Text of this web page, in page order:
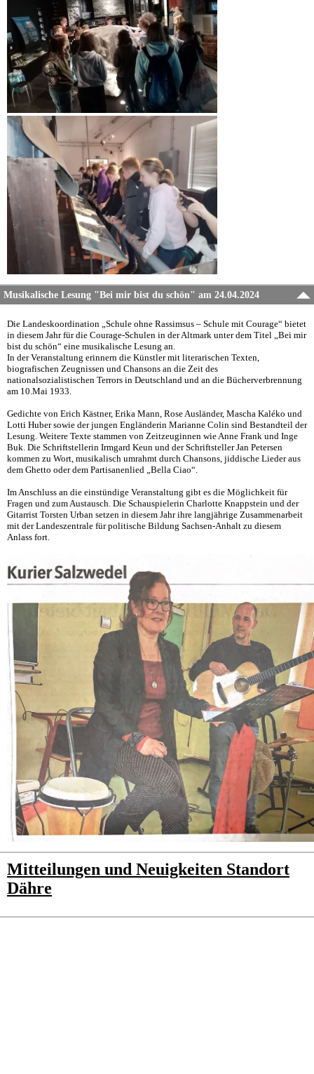
Musikalische Lesung "Bei mir bist du schön" am 24.04.2024
Die Landeskoordination „Schule ohne Rassimsus – Schule mit Courage“ bietet
in diesem Jahr für die Courage-Schulen in der Altmark unter dem Titel „Bei mir
bist du schön“ eine musikalische Lesung an.
In der Veranstaltung erinnern die Künstler mit literarischen Texten,
biografischen Zeugnissen und Chansons an die Zeit des
nationalsozialistischen Terrors in Deutschland und an die Bücherverbrennung
am 10.Mai 1933.
Gedichte von Erich Kästner, Erika Mann, Rose Ausländer, Mascha Kaléko und
Lotti Huber sowie der jungen Engländerin Marianne Colin sind Bestandteil der
Lesung. Weitere Texte stammen von Zeitzeuginnen wie Anne Frank und Inge
Buk. Die Schriftstellerin Irmgard Keun und der Schriftsteller Jan Petersen
kommen zu Wort, musikalisch umrahmt durch Chansons, jiddische Lieder aus
dem Ghetto oder dem Partisanenlied „Bella Ciao“.
Im Anschluss an die einstündige Veranstaltung gibt es die Möglichkeit für
Fragen und zum Austausch. Die Schauspielerin Charlotte Knappstein und der
Gitarrist Torsten Urban setzen in diesem Jahr ihre langjährige Zusammenarbeit
mit der Landeszentrale für politische Bildung Sachsen-Anhalt zu diesem
Anlass fort.
Mitteilungen und Neuigkeiten Standort
Dähre